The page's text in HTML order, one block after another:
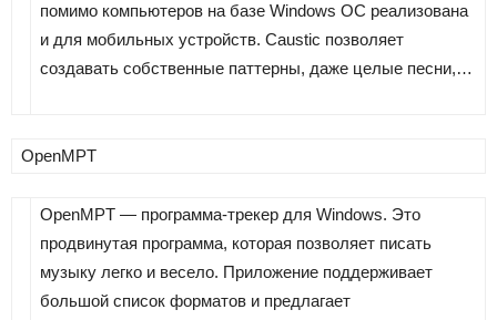
помимо компьютеров на базе Windows ОС реализована
и для мобильных устройств. Caustic позволяет
создавать собственные паттерны, даже целые песни,…
OpenMPT
OpenMPT — программа-трекер для Windows. Это
продвинутая программа, которая позволяет писать
музыку легко и весело. Приложение поддерживает
большой список форматов и предлагает